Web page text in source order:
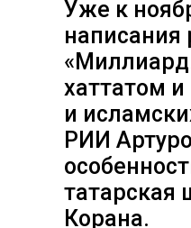
Уже к
написания
хаттатом
и
РИИ
татарская
Корана.